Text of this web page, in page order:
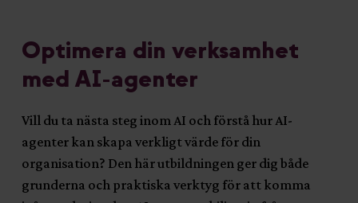
Optimera din verksamhet
med AI-agenter
Vill du ta nästa steg inom AI och förstå hur AI-
agenter kan skapa verkligt värde för din
organisation? Den här utbildningen ger dig både
grunderna och praktiska verktyg för att komma